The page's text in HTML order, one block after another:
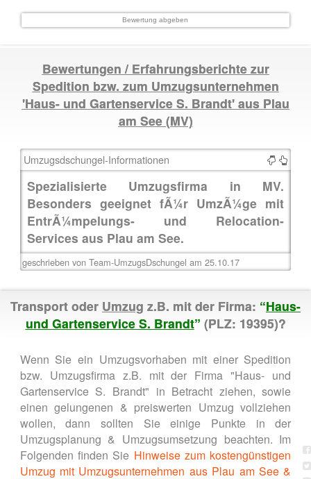
Bewertungen / Erfahrungsberichte zur
Spedition bzw. zum Umzugsunternehmen
'Haus- und Gartenservice S. Brandt' aus Plau
am See(MV)
Umzugsdschungel-Informationen
Spezialisierte Umzugsfirma in MV.
Besonders geeignet fÃ¼r UmzÃ¼ge mit
EntrÃ¼mpelungs- und Relocation-
Services aus Plau am See.
geschrieben von Team-UmzugsDschungel am 25.10.17
Transport oder Umzug z.B. mit der Firma: “Haus-
und Gartenservice S. Brandt” (PLZ: 19395)?
Wenn Sie ein Umzugsvorhaben mit einer Spedition
bzw. Umzugsfirma z.B. mit der Firma "Haus- und
Gartenservice S. Brandt" in Betracht ziehen, sowie
einen gelungenen & preiswerten Umzug vollziehen
wollen, dann sollten Sie einige Punkte in der
Umzugsplanung & Umzugsumsetzung beachten. Im
Folgenden finden Sie Hinweise zum kostengünstigen
Umzug mit Umzugsunternehmen aus Plau am See &